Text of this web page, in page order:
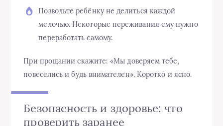
Позвольте ребёнку не делиться каждой
мелочью. Некоторые переживания ему нужно
переработать самому.
При прощании скажите: «Мы доверяем тебе,
повеселись и будь внимателен». Коротко и ясно.
Безопасность и здоровье: что
проверить заранее